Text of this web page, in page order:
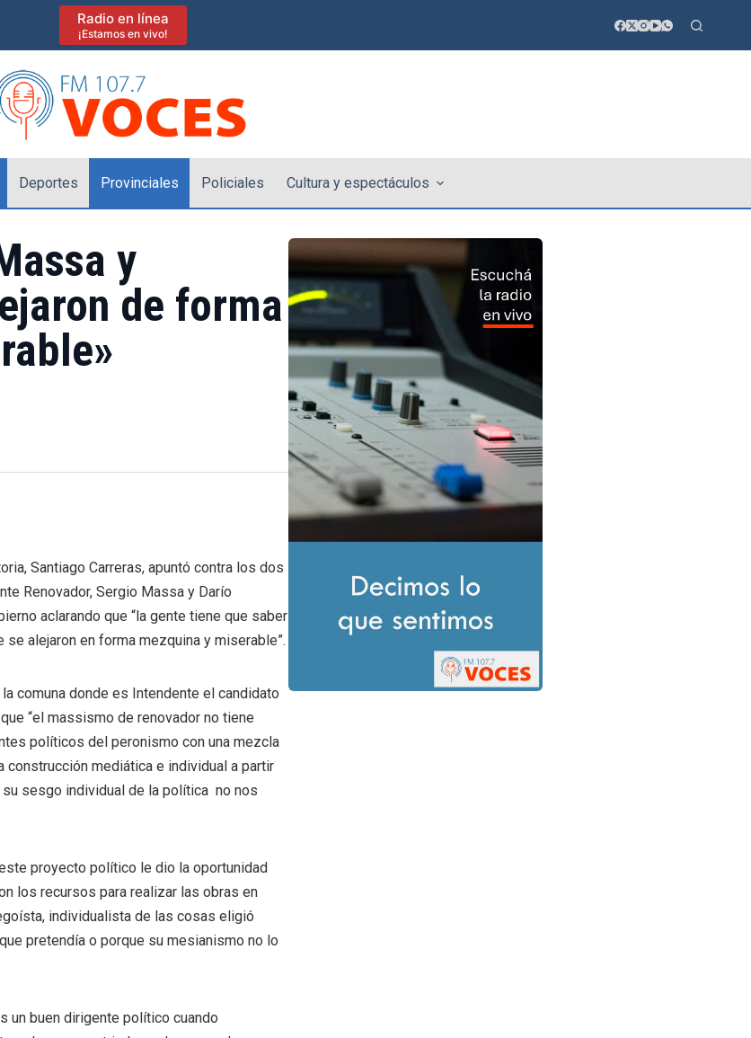
Radio en línea
¡Estamos en vivo!
Deportes Provinciales Policiales Cultura y espectáculos
y
de forma
Santiago Carreras, apuntó contra los dos
Renovador, Sergio Massa y Darío
aclarando que “la gente tiene que saber
alejaron en forma mezquina y miserable”.
comuna donde es Intendente el candidato
“el massismo de renovador no tiene
políticos del peronismo con una mezcla
construcción mediática e individual a partir
sesgo individual de la política no nos
proyecto político le dio la oportunidad
los recursos para realizar las obras en
individualista de las cosas eligió
pretendía o porque su mesianismo no lo
un buen dirigente político cuando